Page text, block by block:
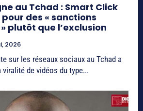
au Tchad : Smart Click
des « sanctions
plutôt que l’exclusion
2026
sur les réseaux sociaux au Tchad a
de vidéos du type...